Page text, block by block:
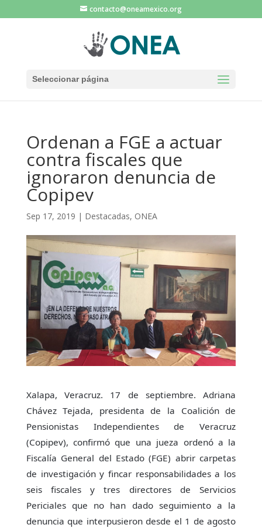
contacto@oneamexico.org
Seleccionar página
Ordenan a FGE a actuar
contra fiscales que
ignoraron denuncia de
Copipev
Sep 17, 2019 | Destacadas, ONEA
Xalapa, Veracruz. 17 de septiembre. Adriana
Chávez Tejada, presidenta de la Coalición de
Pensionistas Independientes de Veracruz
(Copipev), confirmó que una jueza ordenó a la
Fiscalía General del Estado (FGE) abrir carpetas
de investigación y fincar responsabilidades a los
seis fiscales y tres directores de Servicios
Periciales que no han dado seguimiento a la
denuncia que interpusieron desde el 1 de agosto